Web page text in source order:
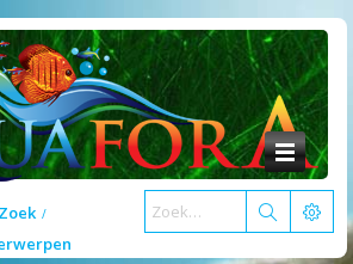
Zoek